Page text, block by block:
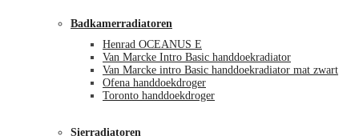
Badkamerradiatoren
Henrad OCEANUS E
Van Marcke Intro Basic handdoekradiator
Van Marcke intro Basic handdoekradiator mat zwart
Ofena handdoekdroger
Toronto handdoekdroger
Sierradiatoren